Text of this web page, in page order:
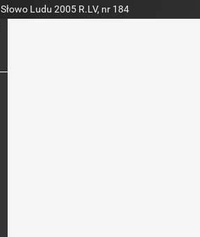
Słowo Ludu 2005 R.LV, nr 184